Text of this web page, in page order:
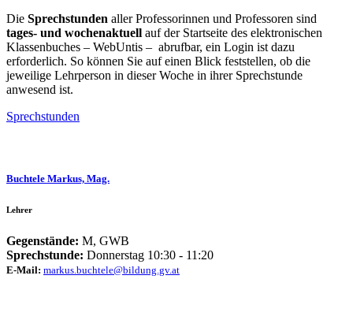
Die Sprechstunden aller Professorinnen und Professoren sind
tages- und wochenaktuell auf der Startseite des elektronischen
Klassenbuches – WebUntis – abrufbar, ein Login ist dazu
erforderlich. So können Sie auf einen Blick feststellen, ob die
jeweilige Lehrperson in dieser Woche in ihrer Sprechstunde
anwesend ist.
Sprechstunden
Buchtele Markus, Mag.
Lehrer
Gegenstände: M, GWB
Sprechstunde: Donnerstag 10:30 - 11:20
E-Mail: markus.buchtele@bildung.gv.at